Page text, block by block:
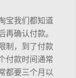
宝我们都知道
确认付款。
制，到了付款
付款时间通常
都要三个月以